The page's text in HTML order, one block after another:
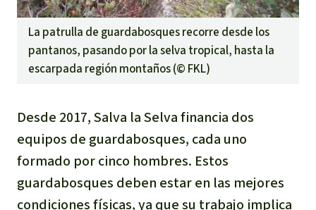
La patrulla de guardabosques recorre desde los
pantanos, pasando por la selva tropical, hasta la
escarpada región montaños (© FKL)
Desde 2017, Salva la Selva financia dos
equipos de guardabosques, cada uno
formado por cinco hombres. Estos
guardabosques deben estar en las mejores
condiciones físicas, ya que su trabajo implica